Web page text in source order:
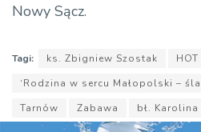
Nowy Sącz.
Tagi: ks. Zbigniew Szostak HOT
‘Rodzina w sercu Małopolski –
Tarnów
Zabawa bł.